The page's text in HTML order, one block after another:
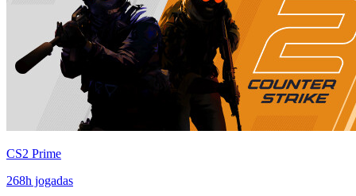
CS2 Prime
268h jogadas